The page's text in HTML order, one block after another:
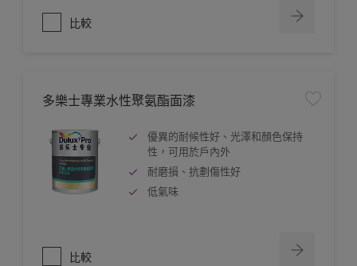
比較
多樂士專業水性聚氨酯面漆
優異的耐候性好、光澤和顏色保持
性，可用於戶內外
耐磨損、抗劃傷性好
低氣味
比較